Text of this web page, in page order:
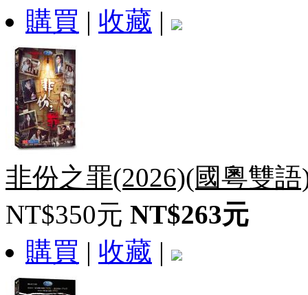
購買 | 收藏 |
非份之罪(2026)(國粵雙
NT$350元 NT$263元
購買 | 收藏 |